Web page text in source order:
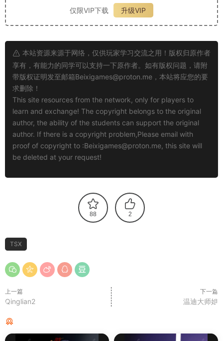
仅限VIP下载
升级VIP
本站资源来源于网络，仅供玩家学习交流之用！版权归原作者
享有，有能力的同学可以支持一下原作者。如有版权问题，请附
带版权证明发至邮箱Beixigames@proton.me ，本站将应您的要
求删除！
This site resources from the network, only for players to
learn and exchange! The copyright belongs to the original
author, the ability of the students can support the original
author. If there is a copyright problem,Please email with
proof of copyright to :Beixigames@proton.me, this site will
be deleted at your request!
88 2
TSX
上一篇
Qinglian2
下一篇
温迪大师姐